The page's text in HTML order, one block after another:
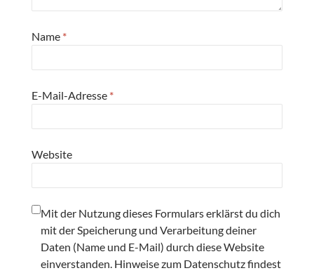
Name *
E-Mail-Adresse *
Website
Mit der Nutzung dieses Formulars erklärst du dich
mit der Speicherung und Verarbeitung deiner
Daten (Name und E-Mail) durch diese Website
einverstanden. Hinweise zum Datenschutz findest